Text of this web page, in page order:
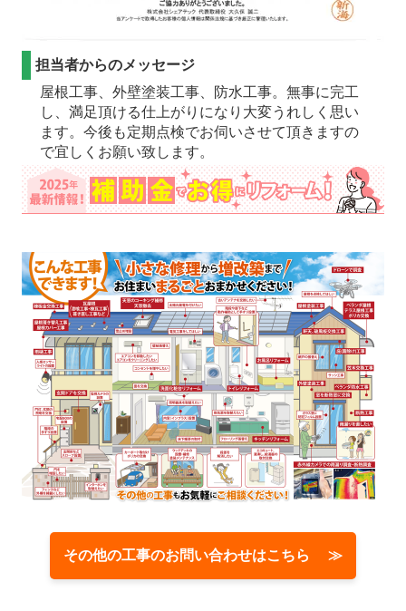
担当者からのメッセージ
屋根工事、外壁塗装工事、防水工事。無事に完工
し、満足頂ける仕上がりになり大変うれしく思い
ます。今後も定期点検でお伺いさせて頂きますの
で宜しくお願い致します。
その他の工事のお問い合わせはこちら ≫